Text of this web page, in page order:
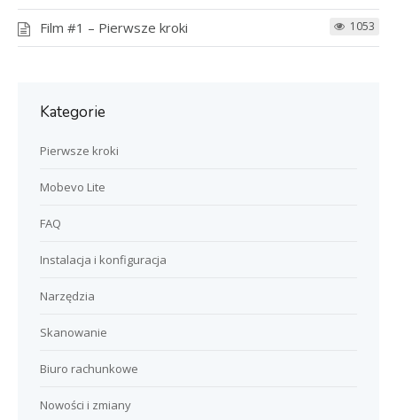
Film #1 – Pierwsze kroki 1053
Kategorie
Pierwsze kroki
Mobevo Lite
FAQ
Instalacja i konfiguracja
Narzędzia
Skanowanie
Biuro rachunkowe
Nowości i zmiany